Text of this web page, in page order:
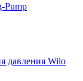
Pump
давления Wilo